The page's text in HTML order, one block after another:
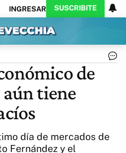
INGRESAR SUSCRIBITE
Opinión
Educación
Turismo
Vivo
de
tiene
día de mercados de
Fernández y el